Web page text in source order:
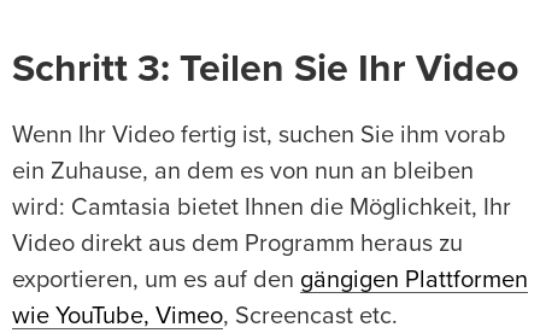
Schritt 3: Teilen Sie Ihr Video
Wenn Ihr Video fertig ist, suchen Sie ihm vorab
ein Zuhause, an dem es von nun an bleiben
wird: Camtasia bietet Ihnen die Möglichkeit, Ihr
Video direkt aus dem Programm heraus zu
exportieren, um es auf den gängigen Plattformen
wie YouTube, Vimeo, Screencast etc.